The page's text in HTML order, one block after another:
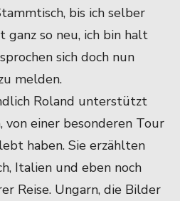
bis ich selber
so neu, ich bin halt
sich doch nun
melden.
Roland unterstützt
von einer besonderen Tour
haben. Sie erzählten
Italien und eben noch
Reise. Ungarn, die Bilder